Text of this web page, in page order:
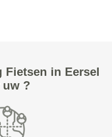
Fietsen in Eersel
?